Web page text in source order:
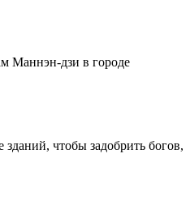
Маннэн-дзи в городе
чтобы задобрить богов,